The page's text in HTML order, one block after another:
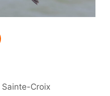
Croix